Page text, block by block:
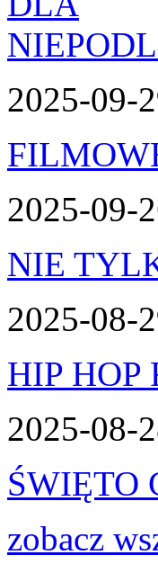
2025-09-
2025-09-
NIE
2025-08-
HIP HOP
2025-08-
ŚWIĘTO
zobacz